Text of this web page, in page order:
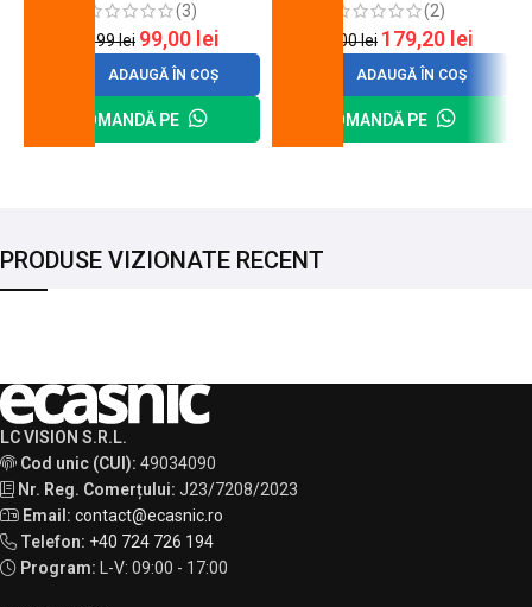
(3)
120,99lei 99,00 lei
ADAUGĂ ÎN COȘ
COMANDĂ PE
(2)
200,00lei 179,20 lei
ADAUGĂ ÎN COȘ
COMANDĂ PE
PRODUSE VIZIONATE RECENT
LC VISION S.R.L.
Cod unic (CUI): 49034090
Nr. Reg. Comerțului: J23/7208/2023
Email: contact@ecasnic.ro
Telefon: +40 724 726 194
Program:
L-V: 09:00 - 17:00